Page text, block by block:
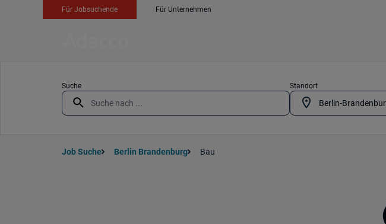
Für Jobsuchende Für Unternehmen
Suche Standort
Job Suche Berlin Brandenburg Bau